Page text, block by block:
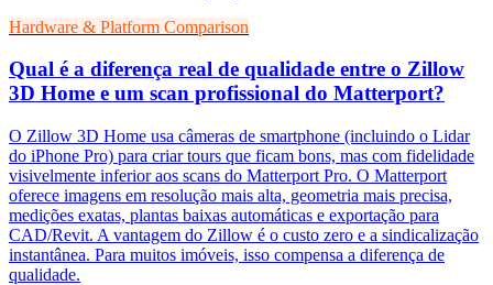
Hardware & Platform Comparison
Qual é a diferença real de qualidade entre o Zillow
3D Home e um scan profissional do Matterport?
O Zillow 3D Home usa câmeras de smartphone (incluindo o Lidar
do iPhone Pro) para criar tours que ficam bons, mas com fidelidade
visivelmente inferior aos scans do Matterport Pro. O Matterport
oferece imagens em resolução mais alta, geometria mais precisa,
medições exatas, plantas baixas automáticas e exportação para
CAD/Revit. A vantagem do Zillow é o custo zero e a sindicalização
instantânea. Para muitos imóveis, isso compensa a diferença de
qualidade.